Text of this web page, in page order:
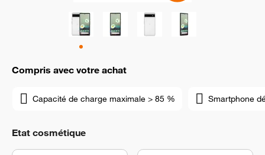
Compris avec votre achat
Capacité de charge maximale > 85 % Smartphone
Etat cosmétique